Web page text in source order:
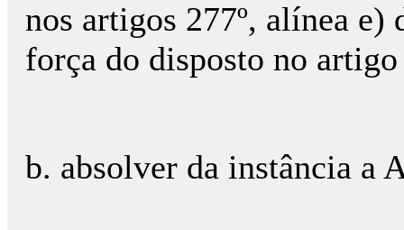
nos artigos 277º, alínea
força do disposto no
b. absolver da instância a